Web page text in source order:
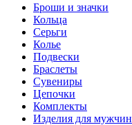
Броши и значки
Кольца
Серьги
Колье
Подвески
Браслеты
Сувениры
Цепочки
Комплекты
Изделия для мужчин